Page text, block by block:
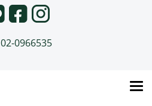
02-0966535